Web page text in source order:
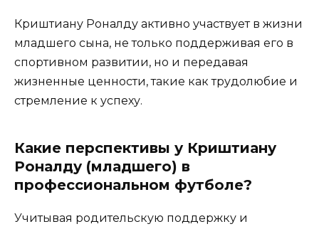
Криштиану Роналду активно участвует в жизни
младшего сына, не только поддерживая его в
спортивном развитии, но и передавая
жизненные ценности, такие как трудолюбие и
стремление к успеху.
Какие перспективы у Криштиану
Роналду (младшего) в
профессиональном футболе?
Учитывая родительскую поддержку и